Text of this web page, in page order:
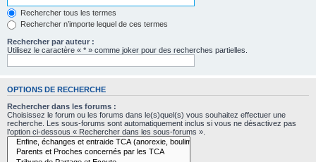
Rechercher tous les termes
Rechercher n’importe lequel de ces termes
Rechercher par auteur :
Utilisez le caractère « * » comme joker pour des recherches partielles.
OPTIONS DE RECHERCHE
Rechercher dans les forums :
Choisissez le forum ou les forums dans le(s)quel(s) vous souhaitez effectuer une
recherche. Les sous-forums sont automatiquement inclus si vous ne désactivez pas
l’option ci-dessous « Rechercher dans les sous-forums ».